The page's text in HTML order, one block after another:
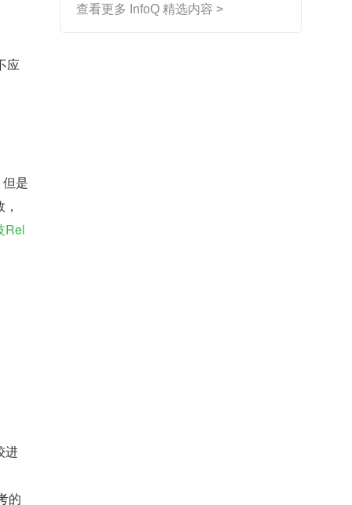
应
是
Rel
进
的
查看更多 InfoQ 精选内容 >